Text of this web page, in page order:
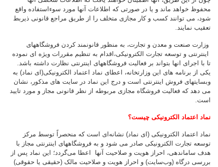
محفوظ خواهد ماند و یا در صورتی که اطلاعات آنها مورد سوءاستفاده واقع
شود، می توانند کسب و کار مجازی متخلف را از طریق مراجع قانونی ذیربط
تعقیب نمایند.
وزارت صنعت و معدن و تجارت، به منظور قانونمند کردن فروشگاههای
اینترنتی و توسعه تجارت الکترونیکی،اقدام به تنظیم مقررات ویژه­ ای نموده
تا با اجرای انها بتواند بر فعالیت فروشگاههای اینترنتی نظارت داشته باشد.
یکی از برنامه های این وزارتخانه، اعطای نماد اعتماد الکترونیکی(ای نماد) به
وب­سایتهای فروش اینترنتی است و درج این نماد در سایت های مذکور، نشان
می دهد که فعالیت فروشگاه مجازی مربوطه از نظر قانونی مجاز و مورد تایید
است.
نماد اعتماد الکترونیکی چیست؟
نماد اعتماد الکترونیکی (ای نماد) نشانه‌ای است که منحصراً توسط مرکز
توسعه تجارت الکترونیکی صادر می شود و به فروشگاههای اینترنتی مجاز با
هدف ساماندهی، احراز هویت و صلاحیت آنها اعطا می‌گردد؛ این نماد پس از
بررسی درگاه‌ (وب‌سایت) و احراز هویت و صلاحیت مالک (حقیقی یا حقوقی)